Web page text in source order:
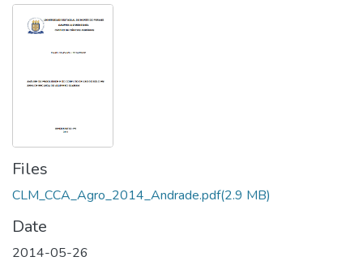
Files
CLM_CCA_Agro_2014_Andrade.pdf(2.9 MB)
Date
2014-05-26